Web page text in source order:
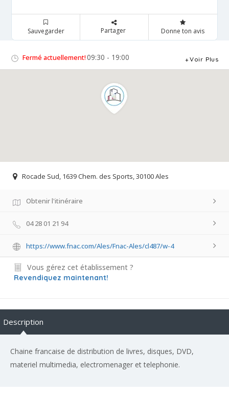
Sauvegarder Partager Donne ton avis
Fermé actuellement!09:30 - 19:00 Voir Plus
Rocade Sud, 1639 Chem. des Sports, 30100 Ales
Obtenir l'itinéraire
04 28 01 21 94
https://www.fnac.com/Ales/Fnac-Ales/cl487/w-4
Vous gérez cet établissement ?
Revendiquez maintenant!
Description
Chaine francaise de distribution de livres, disques, DVD,
materiel multimedia, electromenager et telephonie.